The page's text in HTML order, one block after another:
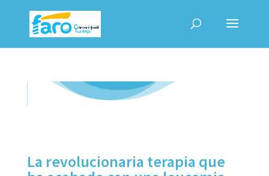
La revolucionaria terapia que